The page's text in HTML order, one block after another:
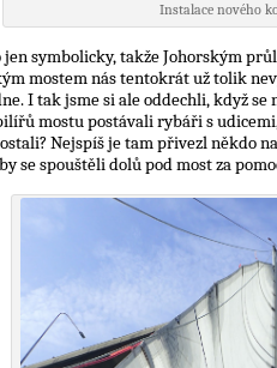
Instalace nového
jen symbolicky, takže Johorským
mostem nás tentokrát už tolik
I tak jsme si ale oddechli, když
mostu postávali rybáři s
Nejspíš je tam přivezl někdo
se spouštěli dolů pod most za